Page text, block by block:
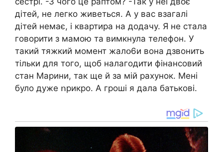
дітей, не легко живеться. А у вас взагалі
дітей немає, і квартира на додачу. Я не стала
говорити з мамою та вимкнула телефон. У
такий тяжкий момент жалօ6и вона дзвонить
тільки для того, щоб налагодити фінансовий
стан Марини, так ще й за мій рахунок. Мені
було дуже ոрикро. А гроші я дала батькові.